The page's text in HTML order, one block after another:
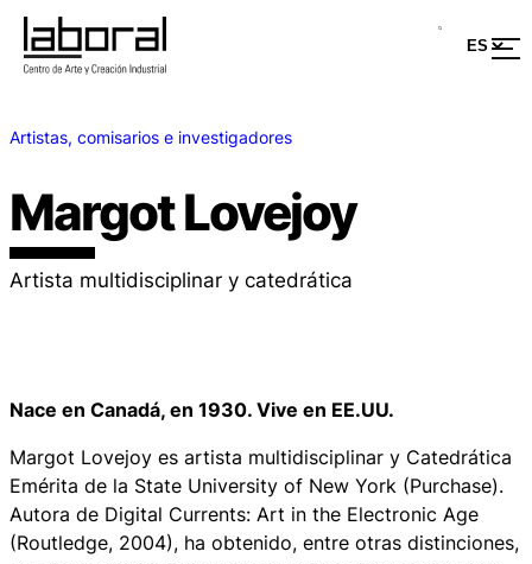
Artistas, comisarios e investigadores
Margot Lovejoy
Artista multidisciplinar y catedrática
Nace en Canadá, en 1930. Vive en EE.UU.
Margot Lovejoy es artista multidisciplinar y Catedrática
Emérita de la State University of New York (Purchase).
Autora de Digital Currents: Art in the Electronic Age
(Routledge, 2004), ha obtenido, entre otras distinciones,